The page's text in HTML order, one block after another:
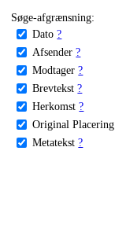
Søge-afgrænsning:
Dato ?
Afsender ?
Modtager ?
Brevtekst ?
Herkomst ?
Original Placering
Metatekst ?